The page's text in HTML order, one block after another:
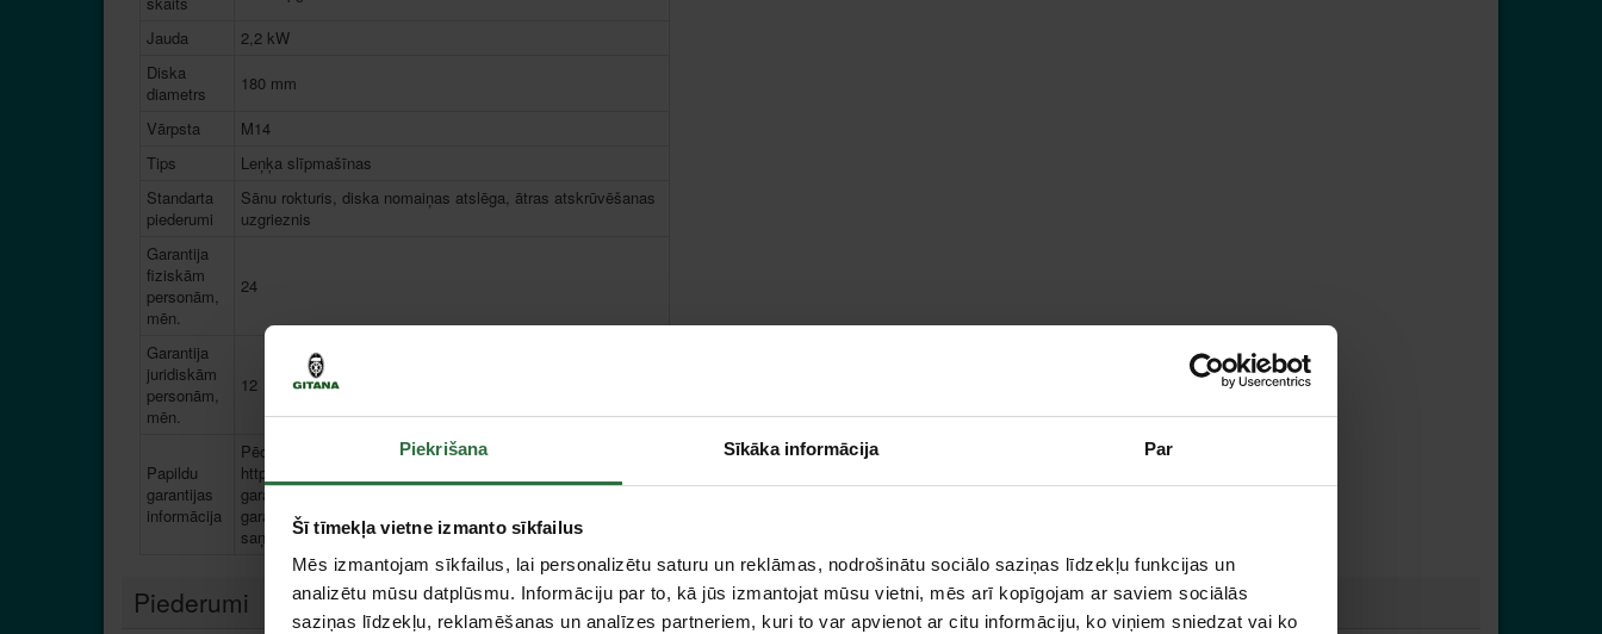
Piekrišana Sīkāka informācija Par
Šī tīmekļa vietne izmanto sīkfailus
Mēs izmantojam sīkfailus, lai personalizētu saturu un reklāmas, nodrošinātu sociālo saziņas līdzekļu funkcijas un
analizētu mūsu datplūsmu. Informāciju par to, kā jūs izmantojat mūsu vietni, mēs arī kopīgojam ar saviem sociālās
saziņas līdzekļu, reklamēšanas un analīzes partneriem, kuri to var apvienot ar citu informāciju, ko viņiem sniedzat vai ko
Jauda
2,2 kW
Diska
diametrs
180 mm
Vārpsta
M14
Tips
Leņķa slīpmašīnas
Standarta
piederumi
Sānu rokturis, diska nomaiņas atslēga, ātras atskrūvēšanas
uzgrieznis
Garantija
fiziskām
personām,
mēn.
24
Garantija
juridiskām
personām,
mēn.
12
Papildu
garantijas
informācija
Pēc iegādes 30 dienu laikā, reģistrējot instrumentu vietnē
https://www.makita.lv/3-year-warranty.html instrumenta
garantija tiek pagarināta līdz 36 mēnešiem. Pagarinātā
garantija ir derīga servisa vietā, uzrādot reģistrācijas laikā
saņemto sertifikātu.
Piederumi